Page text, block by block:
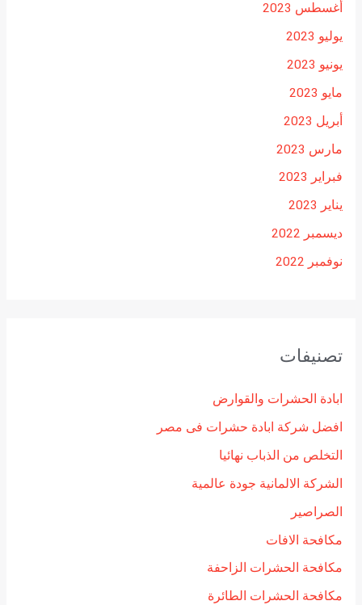
أغسطس 2023
يوليو 2023
يونيو 2023
مايو 2023
أبريل 2023
مارس 2023
فبراير 2023
يناير 2023
ديسمبر 2022
نوفمبر 2022
تصنيفات
ابادة الحشرات والقوارض
افضل شركة ابادة حشرات فى مصر
التخلص من الذباب نهائيا
الشركة الالمانية جودة عالمية
الصراصير
مكافحة الافات
مكافحة الحشرات الزاحفة
مكافحة الحشرات الطائرة